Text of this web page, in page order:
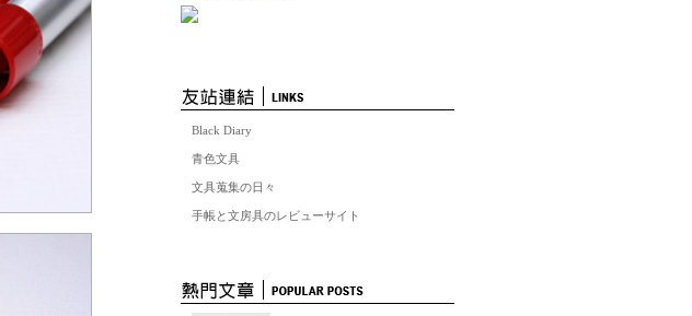
Black Diary
青色文具
文具蒐集の日々
手帳と文房具のレビューサイト